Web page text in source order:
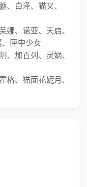
白泽、猫又、
、诺亚、天启、
匣中少女
加百列、灵娲、
、猫面花妮月、